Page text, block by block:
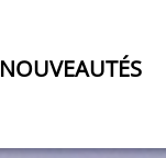
NOUVEAUTÉS